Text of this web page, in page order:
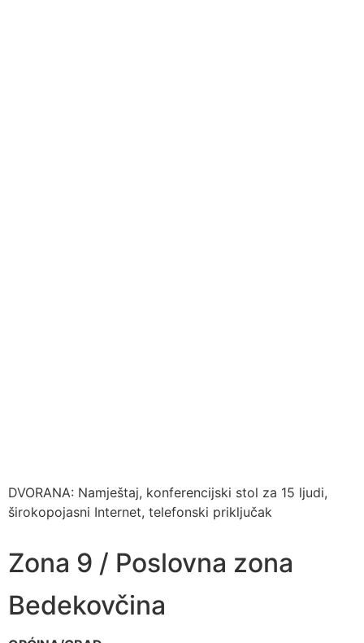
DVORANA: Namještaj, konferencijski stol za 15 ljudi,
širokopojasni Internet, telefonski priključak
Zona 9 / Poslovna zona
Bedekovčina